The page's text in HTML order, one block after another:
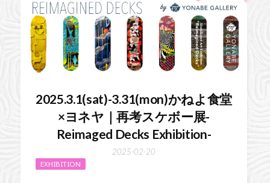
2025.3.1(sat)-3.31(mon)かねよ食堂
×ヨネヤ｜再考スケボー展-
Reimaged Decks Exhibition-
2025-02-20
EXHIBITION